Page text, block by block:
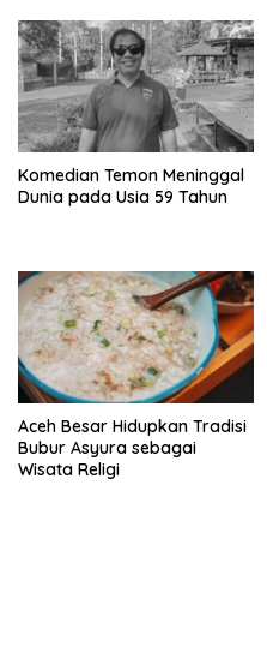
Komedian Temon Meninggal
Dunia pada Usia 59 Tahun
Aceh Besar Hidupkan Tradisi
Bubur Asyura sebagai
Wisata Religi